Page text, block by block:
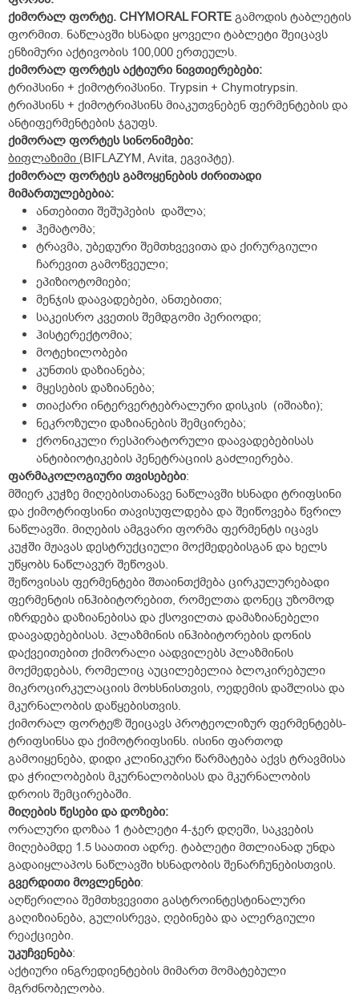
ქიმორალ ფორტე. CHYMORAL FORTE გამოდის ტაბლეტის
ფორმით. ნაწლავში ხსნადი ყოველი ტაბლეტი შეიცავს
ენზიმური აქტივობის 100,000 ერთეულს.
ქიმორალ ფორტეს აქტიური ნივთიერებები:
ტრიპსინი + ქიმოტრიპსინი. Trypsin + Chymotrypsin.
ტრიპსინს + ქიმოტრიპსინს მიაკუთვნებენ ფერმენტების და
ანტიფერმენტების ჯგუფს.
ქიმორალ ფორტეს სინონიმები:
ბიფლაზიმი (BIFLAZYM, Avita, ეგვიპტე).
ქიმორალ ფორტეს გამოყენების ძირითადი
მიმართულებებია:
ანთებითი შეშუპების დაშლა;
ჰემატომა;
ტრავმა, უბედური შემთხვევითა და ქირურგიული
ჩარევით გამოწვეული;
ეპიზიოტომიები;
მენჯის დაავადებები, ანთებითი;
საკეისრო კვეთის შემდგომი პერიოდი;
ჰისტერექტომია;
მოტეხილობები
კუნთის დაზიანება;
მყესების დაზიანება;
თიაქარი ინტერვერტებრალური დისკის (იშიაზი);
ნეკროზული დაზიანების შემცირება;
ქრონიკული რესპირატორული დაავადებებისას
ანტიბიოტიკების პენეტრაციის გაძლიერება.
ფარმაკოლოგიური თვისებები:
მშიერ კუჭზე მიღებისთანავე ნაწლავში ხსნადი ტრიფსინი
და ქიმოტრიფსინი თავისუფლდება და შეიწოვება წვრილ
ნაწლავში. მიღების ამგვარი ფორმა ფერმენტს იცავს
კუჭში მჟავას დესტრუქციული მოქმედებისგან და ხელს
უწყობს ნაწლავურ შეწოვას.
შეწოვისას ფერმენტები შთაინთქმება ცირკულურებადი
ფერმენტის ინჰიბიტორებით, რომელთა დონეც უზომოდ
იზრდება დაზიანებისა და ქსოვილთა დამაზიანებელი
დაავადებებისას. პლაზმინის ინჰიბიტორების დონის
დაქვეითებით ქიმორალი აადვილებს პლაზმინის
მოქმედებას, რომელიც აუცილებელია ბლოკირებული
მიკროცირკულაციის მოხსნისთვის, ოედემის დაშლისა და
მკურნალობის დაწყებისთვის.
ქიმორალ ფორტე® შეიცავს პროტეოლიზურ ფერმენტებს-
ტრიფსინსა და ქიმოტრიფსინს. ისინი ფართოდ
გამოიყენება, დიდი კლინიკური წარმატება აქვს ტრავმისა
და ჭრილობების მკურნალობისას და მკურნალობის
დროის შემცირებაში.
მიღების წესები და დოზები:
ორალური დოზაა 1 ტაბლეტი 4-ჯერ დღეში, საკვების
მიღებამდე 1.5 საათით ადრე. ტაბლეტი მთლიანად უნდა
გადაიყლაპოს ნაწლავში ხსნადობის შენარჩუნებისთვის.
გვერდითი მოვლენები:
აღწერილია შემთხვევითი გასტროინტესტინალური
გაღიზიანება, გულისრევა, ღებინება და ალერგიული
რეაქციები.
უკუჩვენება:
აქტიური ინგრედიენტების მიმართ მომატებული
მგრძნობელობა.